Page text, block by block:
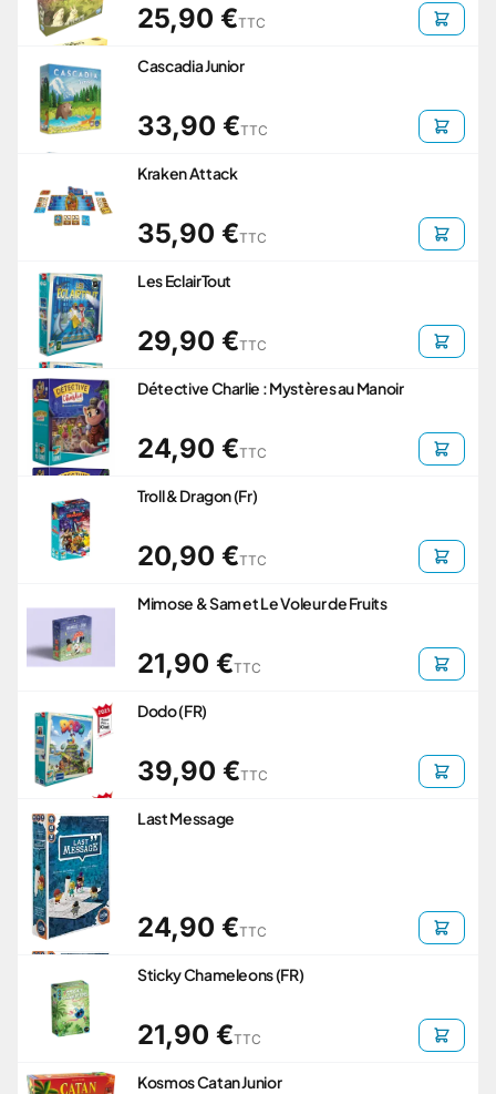
25,90 €TTC
Cascadia Junior
33,90 €TTC
Kraken Attack
35,90 €TTC
Les EclairTout
29,90 €TTC
Détective Charlie : Mystères au Manoir
24,90 €TTC
Troll & Dragon (Fr)
20,90 €TTC
Mimose & Sam et Le Voleur de Fruits
21,90 €TTC
Dodo (FR)
39,90 €TTC
Last Message
24,90 €TTC
Sticky Chameleons (FR)
21,90 €TTC
Kosmos Catan Junior